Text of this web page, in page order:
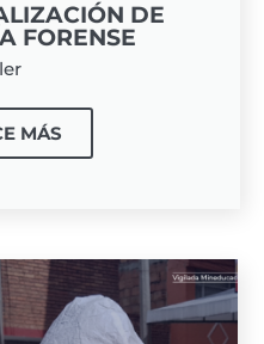
DE
FORENSE
MÁS